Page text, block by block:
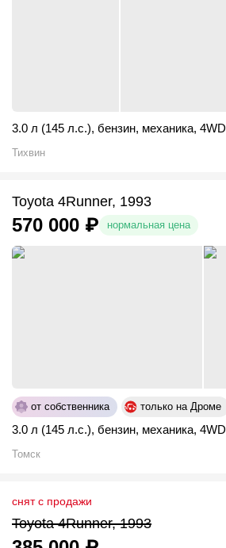
3.0 л (145 л.с.), бензин, механика, 4WD
Тихвин
Toyota 4Runner, 1993
570 000 ₽ нормальная цена
от собственника только на Дроме
3.0 л (145 л.с.), бензин, механика, 4WD
Томск
снят с продажи
Toyota 4Runner, 1993